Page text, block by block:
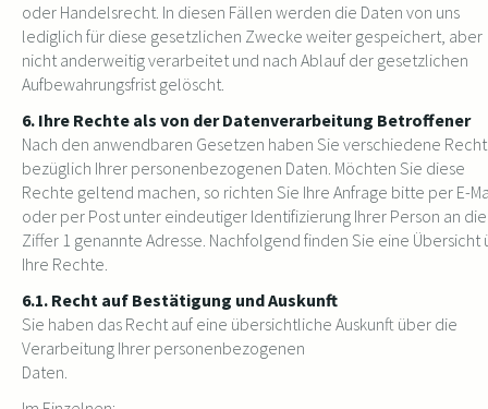
oder Handelsrecht. In diesen Fällen werden die Daten von uns
lediglich für diese gesetzlichen Zwecke weiter gespeichert, aber
nicht anderweitig verarbeitet und nach Ablauf der gesetzlichen
Aufbewahrungsfrist gelöscht.
6. Ihre Rechte als von der Datenverarbeitung Betroffener
Nach den anwendbaren Gesetzen haben Sie verschiedene
bezüglich Ihrer personenbezogenen Daten. Möchten Sie diese
Rechte geltend machen, so richten Sie Ihre Anfrage bitte per E-
oder per Post unter eindeutiger Identifizierung Ihrer Person an
Ziffer 1 genannte Adresse. Nachfolgend finden Sie eine Übersicht
Ihre Rechte.
6.1. Recht auf Bestätigung und Auskunft
Sie haben das Recht auf eine übersichtliche Auskunft über die
Verarbeitung Ihrer personenbezogenen
Daten.